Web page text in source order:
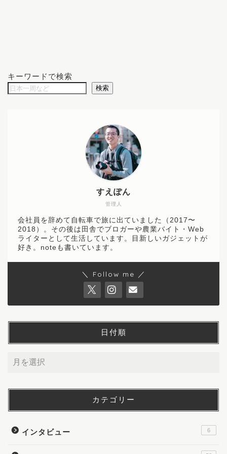
キーワードで検索
検索
管理人
すえぽん
会社員を辞めて自転車で旅に出ていました（2017〜
2018）。その後は田舎でブロガーや農業バイト・Web
ライターとして生活しています。目新しいガジェットが
好き。noteも書いています。
＼ Follow me ／
日付順
カテゴリー
インタビュー 6